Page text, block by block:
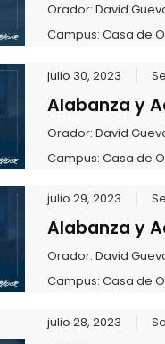
Orador: David
Campus: Casa de
julio 30, 2023
Alabanza y
Orador: David
Campus: Casa de
julio 29, 2023
Alabanza y
Orador: David
Campus: Casa de
julio 28, 2023